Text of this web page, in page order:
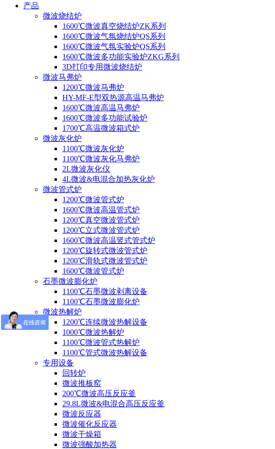
产品
微波烧结炉
1600℃微波真空烧结炉ZK系列
1600℃微波气氛烧结炉QS系列
1600℃微波气氛实验炉QS系列
1600℃微波多功能实验炉ZKG系列
3D打印专用微波烧结炉
微波马弗炉
1200℃微波马弗炉
HY-MF-E型双热源高温马弗炉
1600℃微波高温马弗炉
1600℃微波多功能试验炉
1700℃高温微波箱式炉
微波灰化炉
1100℃微波灰化炉
1100℃微波灰化马弗炉
2L微波灰化仪
4L微波&电混合加热灰化炉
微波管式炉
1200℃微波管式炉
1600℃微波高温管式炉
1200℃真空微波管式炉
1200℃立式微波管式炉
1600℃微波高温竖式管式炉
1200℃旋转式微波管式炉
1200℃滑轨式微波管式炉
1600℃微波管式炉
石墨微波膨化炉
1100℃石墨微波剥离设备
1100℃石墨微波膨化炉
微波热解炉
1200℃连续微波热解设备
1000℃微波热解炉
1100℃微波管式热解炉
1100℃管式微波热解设备
专用设备
回转炉
微波推板窑
200℃微波高压反应釜
29.8L微波&电混合高压反应釜
微波反应器
微波催化反应器
微波干燥箱
微波强酸加热器